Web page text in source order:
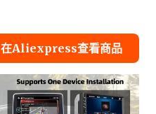
在Aliexpress查看商品